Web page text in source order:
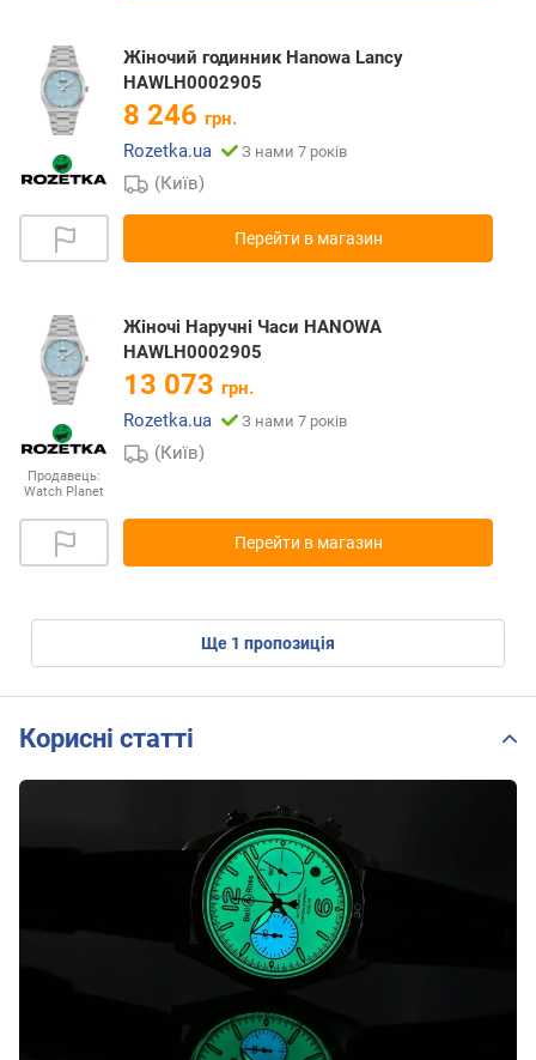
Жіночий годинник Hanowa Lancy
HAWLH0002905
8 246 грн.
Rozetka.ua
З нами 7 років
(Київ)
Перейти в магазин
Продавець:
Watch Planet
Жіночі Наручні Часи HANOWA
HAWLH0002905
13 073 грн.
Rozetka.ua
З нами 7 років
(Київ)
Перейти в магазин
ще 1 пропозиція
Корисні статті